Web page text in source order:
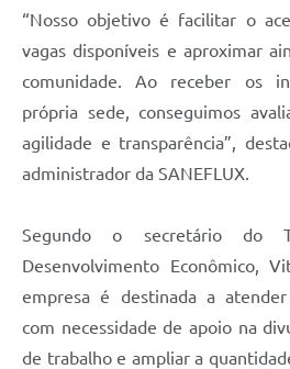
“Nosso objetivo é facilitar o
vagas disponíveis e aproximar
comunidade. Ao receber os
própria sede, conseguimos
agilidade e transparência”,
administrador da SANEFLUX.
Segundo o secretário do
Desenvolvimento Econômico,
empresa é destinada a
com necessidade de apoio na
de trabalho e ampliar a